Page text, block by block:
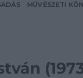
MŰVÉSZETI